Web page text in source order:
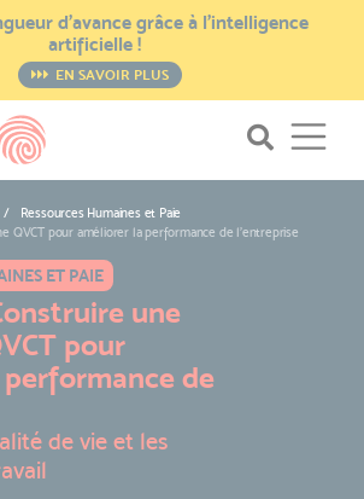
d’avance grâce à l’intelligence
artificielle !
EN SAVOIR PLUS
Ressources Humaines et Paie
QVCT pour améliorer la performance de l’entreprise
ET PAIE
une
pour
de
de vie et les